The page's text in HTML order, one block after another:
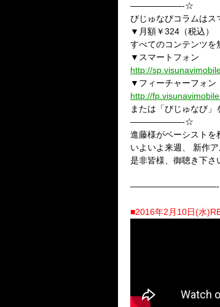
——————-☆
びじゅなびコラムはス
▼月額￥324（税込）
すべてのコンテンツを
▼スマートフォン
http://
▼フィーチャーフォン
http://
または「びじゅなび」
——————-☆
進藤様がベーシストを
いよいよ来週、 新作
是非皆様、御聴き下さ
——————————-
■2016年2月10日(水